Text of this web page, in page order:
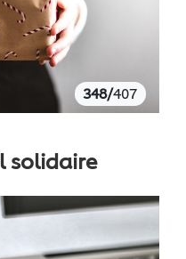
348/407
solidaire